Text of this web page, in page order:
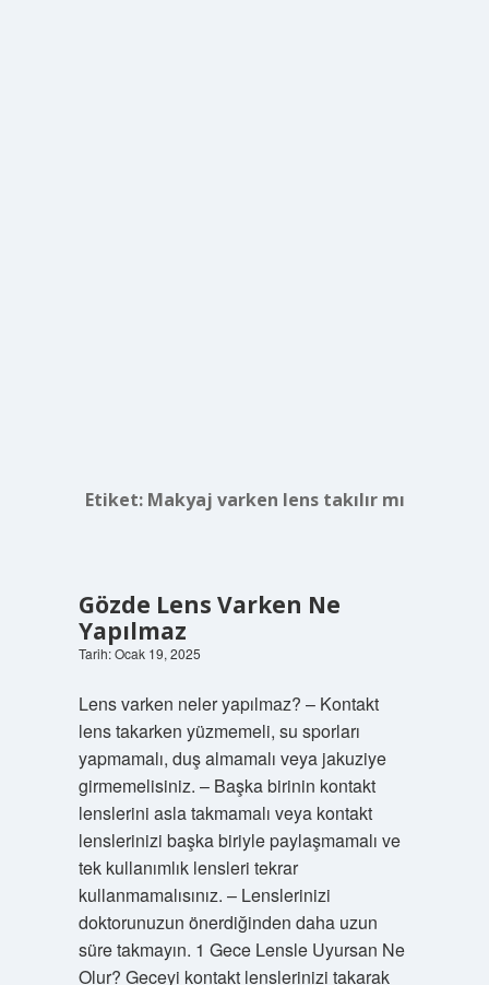
Etiket: Makyaj varken lens takılır mı
Gözde Lens Varken Ne
Yapılmaz
Tarih: Ocak 19, 2025
Lens varken neler yapılmaz? – Kontakt
lens takarken yüzmemeli, su sporları
yapmamalı, duş almamalı veya jakuziye
girmemelisiniz. – Başka birinin kontakt
lenslerini asla takmamalı veya kontakt
lenslerinizi başka biriyle paylaşmamalı ve
tek kullanımlık lensleri tekrar
kullanmamalısınız. – Lenslerinizi
doktorunuzun önerdiğinden daha uzun
süre takmayın. 1 Gece Lensle Uyursan Ne
Olur? Geceyi kontakt lenslerinizi takarak